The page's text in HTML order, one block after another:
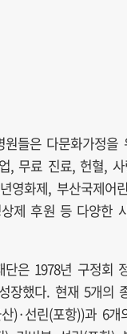
원들은 다문화가정
, 무료 진료, 헌혈,
영화제, 부산국제어
제 후원 등 다양한
단은 1978년 구정회
장했다. 현재 5개의
)·선린(포항))과 6개